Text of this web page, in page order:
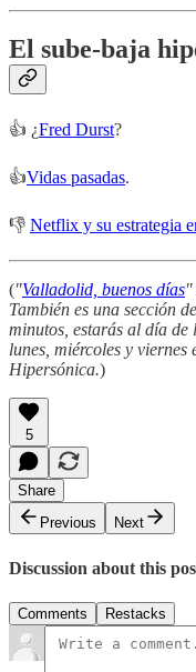
El sube-baja
👍 ¿Fred Durst?
👍Vidas pasadas.
👎 Netflix y su estrategia
("Valladolid, buenos días"
También es una sección
minutos, estarás al día de
lunes, miércoles y viernes
Hipersónica.)
5
Share
Previous
Next
Discussion about this
Comments Restacks